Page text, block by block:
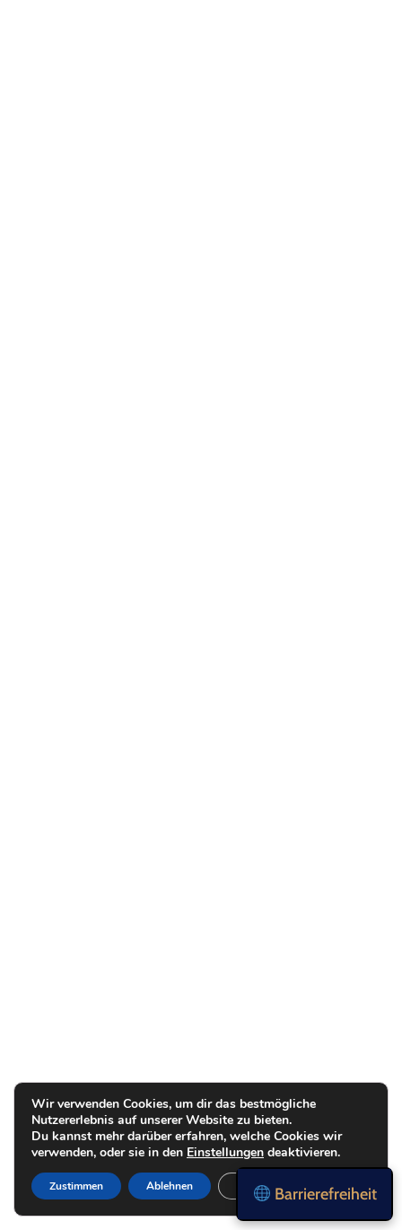
Barrierefreiheit
Wir verwenden Cookies, um dir das bestmögliche
Nutzererlebnis auf unserer Website zu bieten.
Du kannst mehr darüber erfahren, welche Cookies wir
verwenden, oder sie in den Einstellungen deaktivieren.
Zustimmen Ablehnen Einstellungen